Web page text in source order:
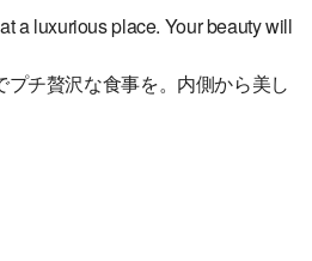
a luxurious place. Your beauty will
プチ贅沢な食事を。内側から美し